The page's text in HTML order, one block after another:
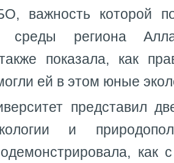
важность которой
среды региона
показала, как
ей в этом юные
представил
и
как